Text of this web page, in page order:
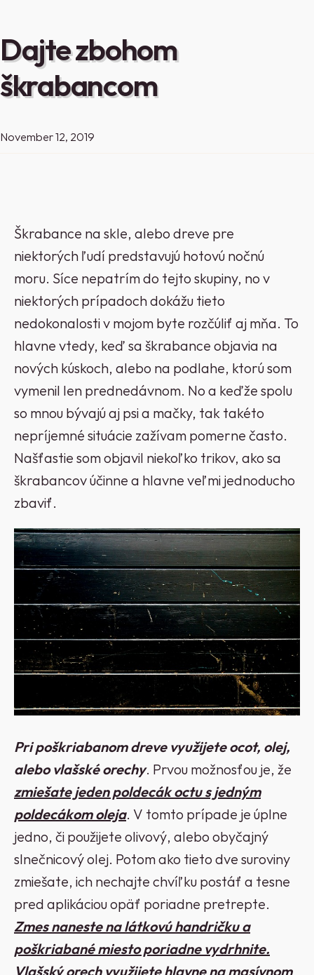
Dajte zbohom
škrabancom
November 12, 2019
Škrabance na skle, alebo dreve pre
niektorých ľudí predstavujú hotovú nočnú
moru. Síce nepatrím do tejto skupiny, no v
niektorých prípadoch dokážu tieto
nedokonalosti v mojom byte rozčúliť aj mňa. To
hlavne vtedy, keď sa škrabance objavia na
nových kúskoch, alebo na podlahe, ktorú som
vymenil len prednedávnom. No a keďže spolu
so mnou bývajú aj psi a mačky, tak takéto
nepríjemné situácie zažívam pomerne často.
Našťastie som objavil niekoľko trikov, ako sa
škrabancov účinne a hlavne veľmi jednoducho
zbaviť.
Pri poškriabanom dreve využijete ocot, olej,
alebo vlašské orechy. Prvou možnosťou je, že
zmiešate jeden poldecák octu s jedným
poldecákom oleja. V tomto prípade je úplne
jedno, či použijete olivový, alebo obyčajný
slnečnicový olej. Potom ako tieto dve suroviny
zmiešate, ich nechajte chvíľku postáť a tesne
pred aplikáciou opäť poriadne pretrepte.
Zmes naneste na látkovú handričku a
poškriabané miesto poriadne vydrhnite.
Vlašský orech využijete hlavne na masívnom